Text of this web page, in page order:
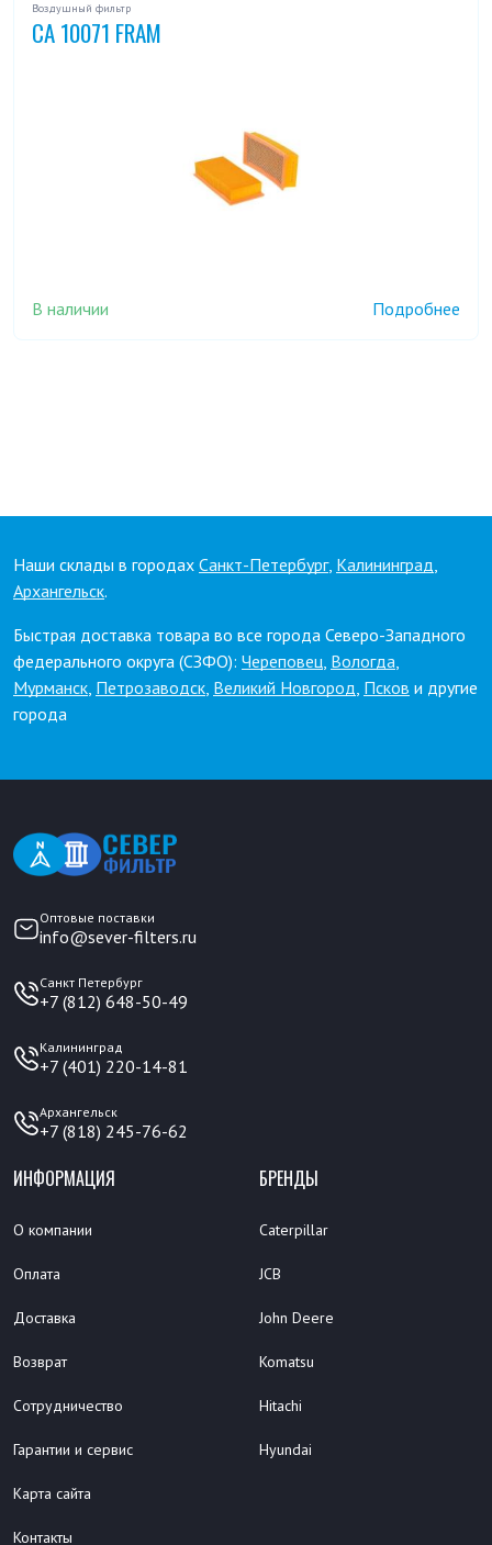
Воздушный фильтр
CA 10071 FRAM
В наличии Подробнее
Наши склады в городах Санкт-Петербург, Калининград,
Архангельск.
Быстрая доставка товара во все города Северо-Западного
федерального округа (СЗФО): Череповец, Вологда,
Мурманск, Петрозаводск, Великий Новгород, Псков и другие
города
Оптовые поставки
info@sever-filters.ru
Санкт Петербург
+7 (812) 648-50-49
Калининград
+7 (401) 220-14-81
Архангельск
+7 (818) 245-76-62
ИНФОРМАЦИЯ
О компании
Оплата
Доставка
Возврат
Сотрудничество
Гарантии и сервис
Карта сайта
Контакты
БРЕНДЫ
Caterpillar
JCB
John Deere
Komatsu
Hitachi
Hyundai